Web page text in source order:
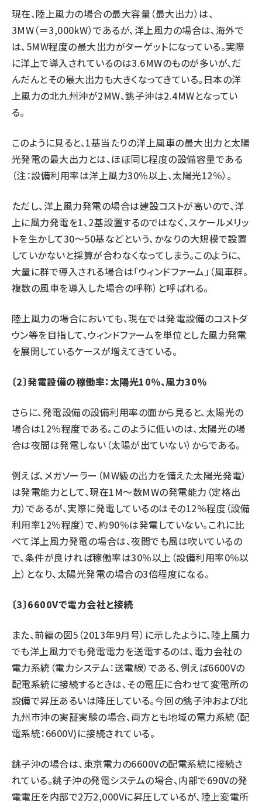
現在、陸上風力の場合の最大容量（最大出力）は、
3MW（＝3,000kW）であるが、洋上風力の場合は、海外で
は、5MW程度の最大出力がターゲットになっている。実際
に洋上で導入されているのは3.6MWのものが多いが、だ
んだんとその最大出力も大きくなってきている。日本の洋
上風力の北九州沖が2MW、銚子沖は2.4MWとなってい
る。
このように見ると、1基当たりの洋上風車の最大出力と太陽
光発電の最大出力とは、ほぼ同じ程度の設備容量である
（注：設備利用率は洋上風力30％以上、太陽光12％）。
ただし、洋上風力発電の場合は建設コストが高いので、洋
上に風力発電を1、2基設置するのではなく、スケールメリッ
トを生かして30〜50基などという、かなりの大規模で設置
していかないと採算が合わなくなってしまう。このように、
大量に群で導入される場合は「ウィンドファーム」（風車群。
複数の風車を導入した場合の呼称）と呼ばれる。
陸上風力の場合においても、現在では発電設備のコストダ
ウン等を目指して、ウィンドファームを単位とした風力発電
を展開しているケースが増えてきている。
〔2〕発電設備の稼働率：太陽光10％、風力30％
さらに、発電設備の設備利用率の面から見ると、太陽光の
場合は12％程度である。このように低いのは、太陽光の場
合は夜間は発電しない（太陽が出ていない）からである。
例えば、メガソーラー（MW級の出力を備えた太陽光発電）
は発電能力として、現在1M〜数MWの発電能力（定格出
力）であるが、実際に発電しているのはその12％程度（設備
利用率12％程度）で、約90％は発電していない。これに比
べて洋上風力発電の場合は、夜間でも風は吹いているの
で、条件が良ければ稼働率は30％以上（設備利用率0％以
上）となり、太陽光発電の場合の3倍程度になる。
〔3〕6600Vで電力会社と接続
また、前編の図5（2013年9月号）に示したように、陸上風力
でも洋上風力でも発電電力を送電するのは、電力会社の
電力系統（電力システム：送電線）である、例えば6600Vの
配電系統に接続するときは、その電圧に合わせて変電所の
設備で昇圧あるいは降圧している。今回の銚子沖および北
九州市沖の実証実験の場合、両方とも地域の電力系統（配
電系統：6600V)に接続されている。
銚子沖の場合は、東京電力の6600Vの配電系統に接続さ
れている。銚子沖の発電システムの場合、内部で690Vの発
電電圧を内部で2万2,000Vに昇圧しているが、陸上変電所